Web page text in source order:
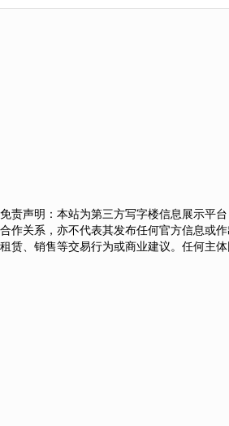
免责声明：本站为第三方写字楼信息展示平
合作关系，亦不代表其发布任何官方信息或
租赁、销售等交易行为或商业建议。任何主